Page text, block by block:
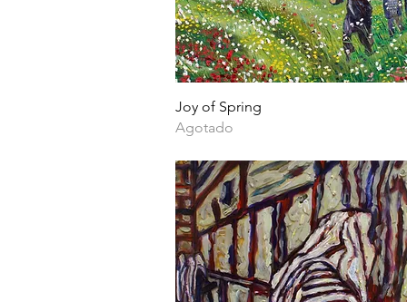
Joy of Spring
Agotado